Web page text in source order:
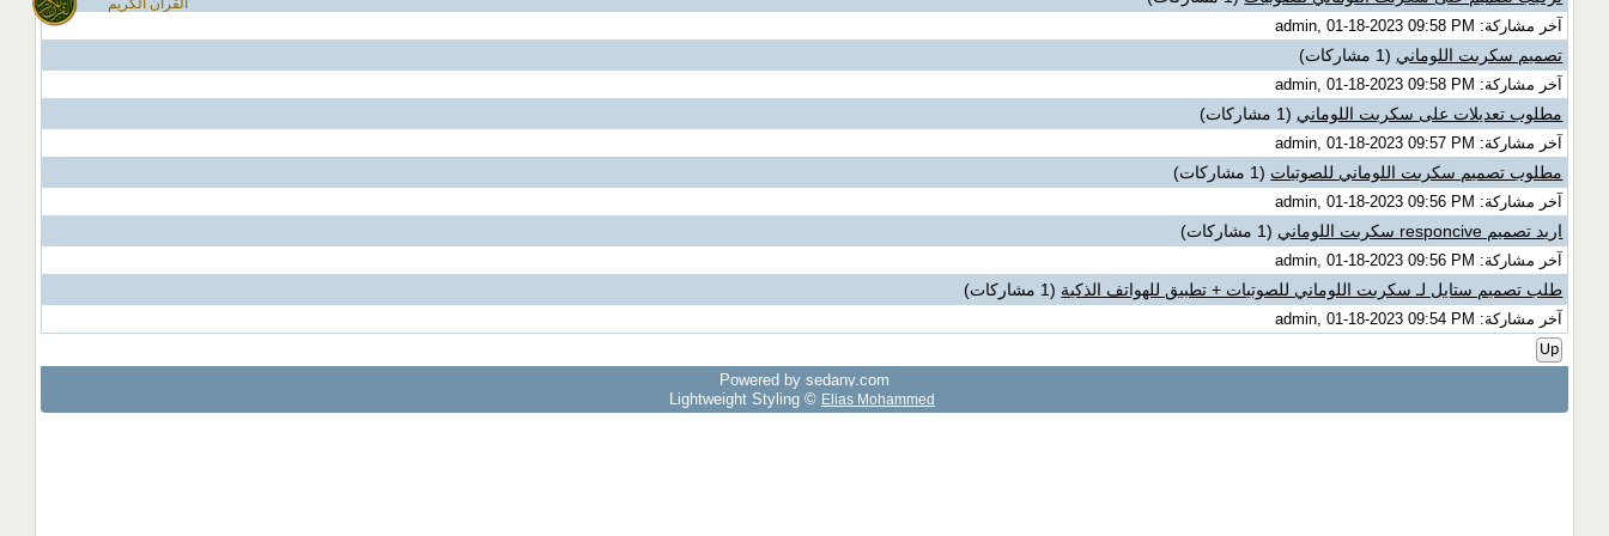
القران الكريم
آخر مشاركة: admin, 01-18-2023 09:58 PM
تصميم سكربت اللوماني (1 مشاركات)
آخر مشاركة: admin, 01-18-2023 09:58 PM
مطلوب تعديلات على سكربت اللوماني (1 مشاركات)
آخر مشاركة: admin, 01-18-2023 09:57 PM
مطلوب تصميم سكربت اللوماني للصوتيات (1 مشاركات)
آخر مشاركة: admin, 01-18-2023 09:56 PM
اريد تصميم responcive سكربت اللوماني (1 مشاركات)
آخر مشاركة: admin, 01-18-2023 09:56 PM
طلب تصميم ستايل لـ سكربت اللوماني للصوتيات + تطبيق للهواتف الذكية (1 مشاركات)
آخر مشاركة: admin, 01-18-2023 09:54 PM
Up
Powered by sedany.com
Lightweight Styling © Elias Mohammed